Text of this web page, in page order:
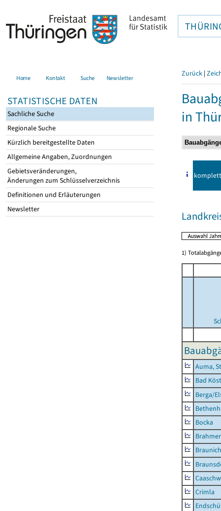
Home Kontakt Suche Newsletter
STATISTISCHE DATEN
Sachliche Suche
Regionale Suche
Kürzlich bereitgestellte Daten
Allgemeine Angaben, Zuordnungen
Gebietsveränderungen,
Änderungen zum Schlüsselverzeichnis
Definitionen und Erläuterungen
Newsletter
Zurück |
in
komplett
1)
Auma,
Bad
Berga/
Bocka
Crimla